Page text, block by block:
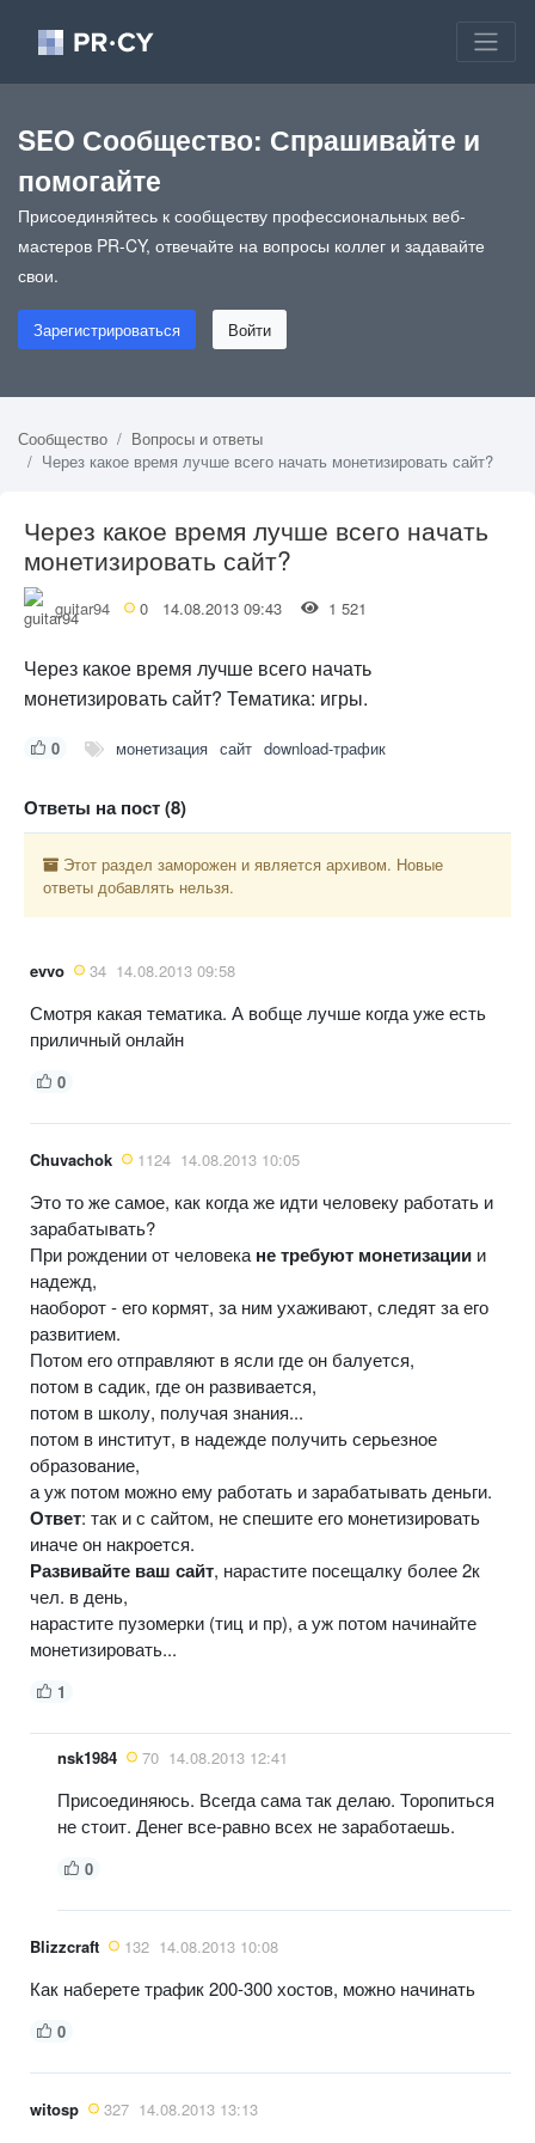
SEO Сообщество: Спрашивайте и
помогайте
Присоединяйтесь к сообществу профессиональных веб-
мастеров PR-CY, отвечайте на вопросы коллег и задавайте
свои.
Зарегистрироваться Войти
Сообщество
Вопросы и ответы
Через какое время лучше всего начать монетизировать сайт?
Через какое время лучше всего начать
монетизировать сайт?
guitar94 0 14.08.2013 09:43 1 521
Через какое время лучше всего начать
монетизировать сайт? Тематика: игры.
0 монетизация сайт download-трафик
Ответы на пост (8)
Этот раздел заморожен и является архивом. Новые
ответы добавлять нельзя.
evvo 34 14.08.2013 09:58
Смотря какая тематика. А вобще лучше когда уже есть
приличный онлайн
0
Chuvachok 1124 14.08.2013 10:05
Это то же самое, как когда же идти человеку работать и
зарабатывать?
При рождении от человека не требуют монетизации и
надежд,
наоборот - его кормят, за ним ухаживают, следят за его
развитием.
Потом его отправляют в ясли где он балуется,
потом в садик, где он развивается,
потом в школу, получая знания...
потом в институт, в надежде получить серьезное
образование,
а уж потом можно ему работать и зарабатывать деньги.
Ответ: так и с сайтом, не спешите его монетизировать
иначе он накроется.
Развивайте ваш сайт, нарастите посещалку более 2к
чел. в день,
нарастите пузомерки (тиц и пр), а уж потом начинайте
монетизировать...
1
nsk1984 70 14.08.2013 12:41
Присоединяюсь. Всегда сама так делаю. Торопиться
не стоит. Денег все-равно всех не заработаешь.
0
Blizzcraft 132 14.08.2013 10:08
Как наберете трафик 200-300 хостов, можно начинать
0
witosp 327 14.08.2013 13:13